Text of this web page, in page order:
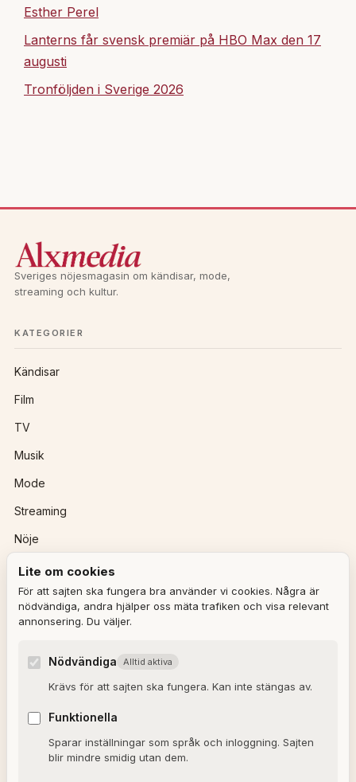
Esther Perel
Lanterns får svensk premiär på HBO Max den 17
augusti
Tronföljden i Sverige 2026
Sveriges nöjesmagasin om kändisar, mode,
streaming och kultur.
KATEGORIER
Kändisar
Film
TV
Musik
Mode
Streaming
Nöje
Ulla Granqvist
Lite om cookies
För att sajten ska fungera bra använder vi cookies. Några är
nödvändiga, andra hjälper oss mäta trafiken och visa relevant
annonsering. Du väljer.
Nödvändiga Alltid aktiva
Krävs för att sajten ska fungera. Kan inte stängas av.
Funktionella
Sparar inställningar som språk och inloggning. Sajten
blir mindre smidig utan dem.